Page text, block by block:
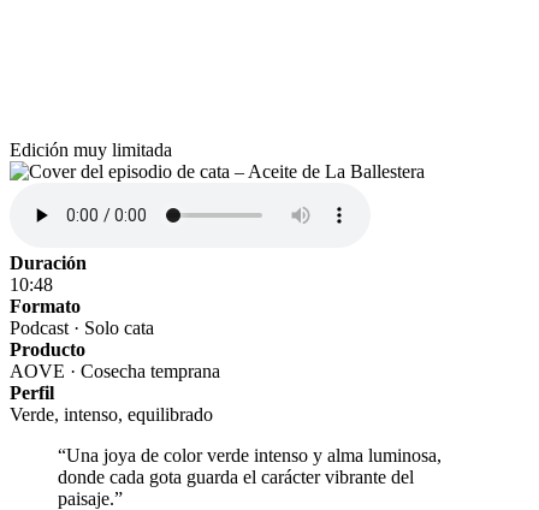
Edición muy limitada
Duración
10:48
Formato
Podcast · Solo cata
Producto
AOVE · Cosecha temprana
Perfil
Verde, intenso, equilibrado
“Una joya de color verde intenso y alma luminosa,
donde cada gota guarda el carácter vibrante del
paisaje.”